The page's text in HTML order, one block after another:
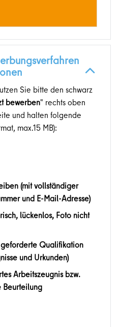
Sie bitte den schwarz
bewerben" rechts oben
und halten folgende
max.15 MB):
(mit vollständiger
und E-Mail-Adresse)
lückenlos, Foto nicht
Qualifikation
und Urkunden)
Arbeitszeugnis bzw.